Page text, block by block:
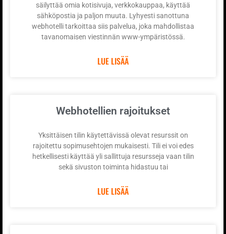
säilyttää omia kotisivuja, verkkokauppaa, käyttää
sähköpostia ja paljon muuta. Lyhyesti sanottuna
webhotelli tarkoittaa siis palvelua, joka mahdollistaa
tavanomaisen viestinnän www-ympäristössä.
LUE LISÄÄ
Webhotellien rajoitukset
Yksittäisen tilin käytettävissä olevat resurssit on
rajoitettu sopimusehtojen mukaisesti. Tili ei voi edes
hetkellisesti käyttää yli sallittuja resursseja vaan tilin
sekä sivuston toiminta hidastuu tai
LUE LISÄÄ